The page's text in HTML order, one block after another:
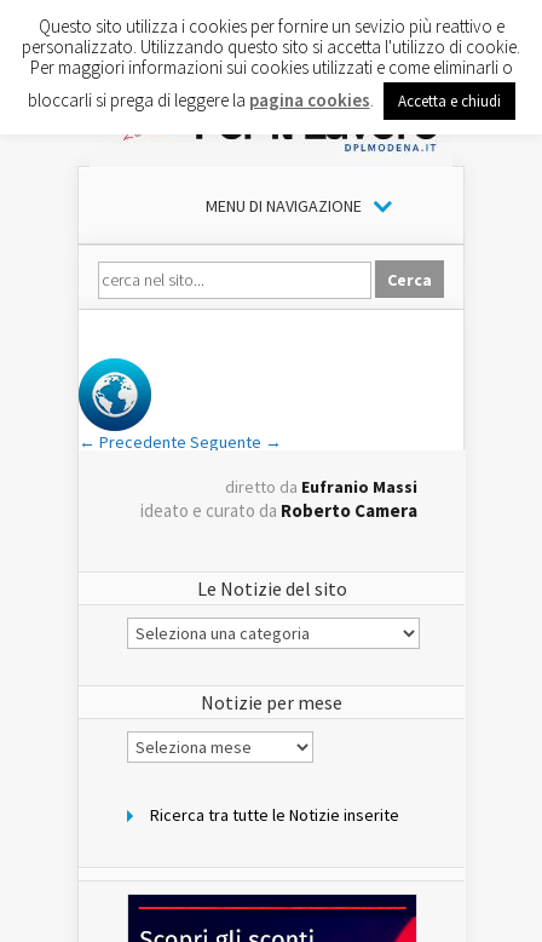
MENU DI NAVIGAZIONE
← Precedente Seguente →
diretto da Eufranio Massi
ideato e curato da Roberto Camera
Le Notizie del sito
Le
Notizie
Notizie per mese
Notizie
per
Ricerca tra tutte le Notizie inserite
Questo sito utilizza i cookies per fornire un sevizio più reattivo e
personalizzato. Utilizzando questo sito si accetta l'utilizzo di cookie.
Per maggiori informazioni sui cookies utilizzati e come eliminarli o
bloccarli si prega di leggere la pagina cookies Accetta e chiudi